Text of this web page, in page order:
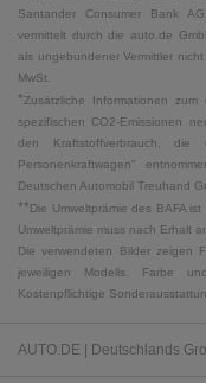
Santander Consumer Bank
vermittelt durch die auto.de
als ungebundener Vermittler
MwSt.
*Zusätzliche Informationen
spezifischen CO2-Emissionen
den Kraftstoffverbrauch, die
Personenkraftwagen"
Deutschen Automobil Treuhand
**Die Umweltprämie des BAFA
Umweltprämie muss nach Erhalt
Die verwendeten Bilder zeigen
jeweiligen Modells. Farbe
Kostenpflichtige
AUTO.DE | Deutschlands